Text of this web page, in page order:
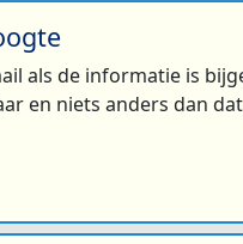
als de informatie is
en niets anders dan